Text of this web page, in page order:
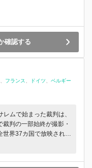
確認する
フランス ドイツ ベルギー
ムで始まった裁判は、
判の一部始終が撮影・
世界37カ国で放映された
レムに保管された、ア
、本作の作り手たちであ